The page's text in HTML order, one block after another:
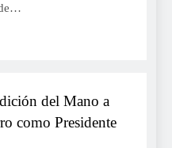
del Mano a
como Presidente